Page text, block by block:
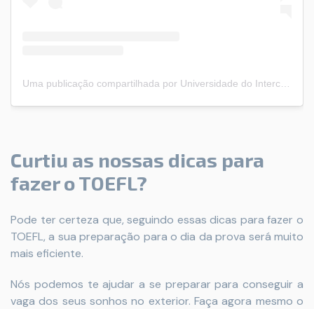
Curtiu as nossas dicas para
fazer o TOEFL?
Pode ter certeza que, seguindo essas dicas para fazer o
TOEFL, a sua preparação para o dia da prova será muito
mais eficiente.
Nós podemos te ajudar a se preparar para conseguir a
vaga dos seus sonhos no exterior. Faça agora mesmo o